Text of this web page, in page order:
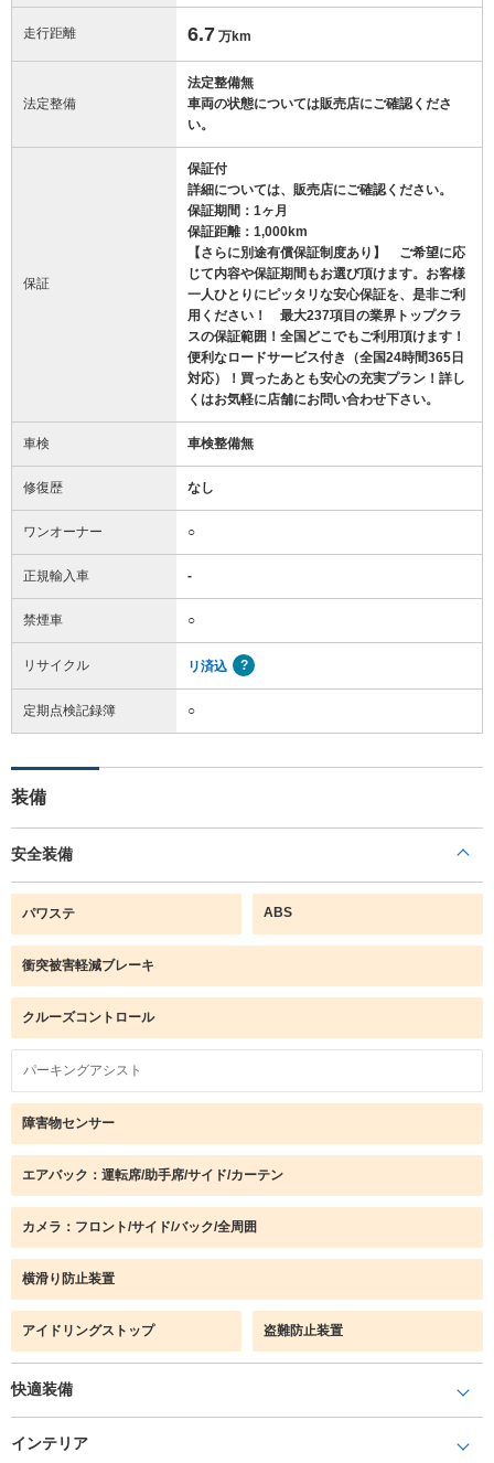
走行距離 6.7 万km
法定整備
法定整備無
車両の状態については販売店にご確認くださ
い。
保証
保証付
詳細については、販売店にご確認ください。
保証期間：1ヶ月
保証距離：1,000km
【さらに別途有償保証制度あり】 ご希望に応
じて内容や保証期間もお選び頂けます。お客様
一人ひとりにピッタリな安心保証を、是非ご利
用ください！ 最大237項目の業界トップクラ
スの保証範囲！全国どこでもご利用頂けます！
便利なロードサービス付き（全国24時間365日
対応）！買ったあとも安心の充実プラン！詳し
くはお気軽に店舗にお問い合わせ下さい。
車検 車検整備無
修復歴 なし
ワンオーナー ○
正規輸入車 -
禁煙車 ○
リサイクル リ済込
定期点検記録簿 ○
装備
安全装備
パワステ ABS
衝突被害軽減ブレーキ
クルーズコントロール
パーキングアシスト
障害物センサー
エアバック：運転席/助手席/サイド/カーテン
カメラ：フロント/サイド/バック/全周囲
横滑り防止装置
アイドリングストップ 盗難防止装置
快適装備
インテリア